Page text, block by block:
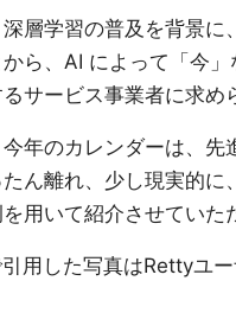
層学習の普及を背景に
ら、AI によって「今
サービス事業者に求め
年のカレンダーは、
たん離れ、少し現実的
用いて紹介させていた
用した写真はRettyユー